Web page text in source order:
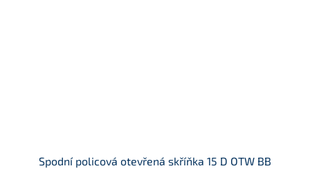
Spodní policová otevřená skříňka 15 D OTW BB